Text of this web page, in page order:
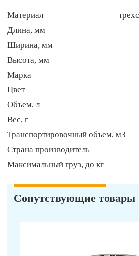
Материал
Длина, мм
Ширина, мм
Высота, мм
Марка
Цвет
Объем, л
Вес, г
Транспортировочный объем, м3
Страна производитель
Максимальный груз, до кг
Сопутствующие товары